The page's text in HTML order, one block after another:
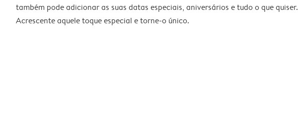
também pode adicionar as suas datas especiais, aniversários e tudo o que quiser.
Acrescente aquele toque especial e torne-o único.